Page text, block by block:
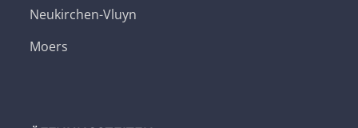
Neukirchen-Vluyn
Moers